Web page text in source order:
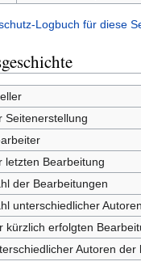
Logbuch für diese
Seitenerstellung
letzten Bearbeitung
der Bearbeitungen
unterschiedlicher Autoren
kürzlich erfolgten
Autoren